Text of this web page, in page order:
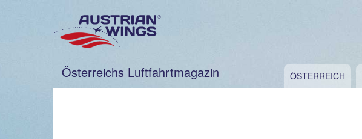
Österreichs Luftfahrtmagazin ÖSTERREICH